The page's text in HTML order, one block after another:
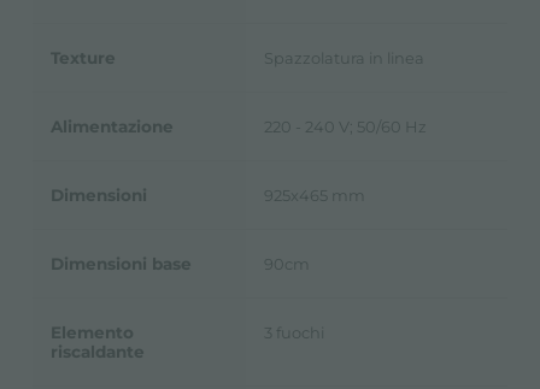
Texture Spazzolatura in linea
Alimentazione 220 - 240 V; 50/60 Hz
Dimensioni 925x465 mm
Dimensioni base 90cm
Elemento
riscaldante
3 fuochi